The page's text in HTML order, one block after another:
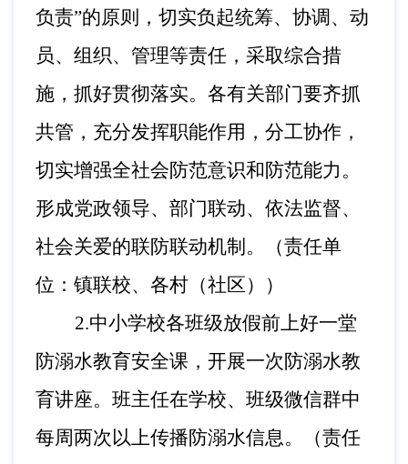
负责”的原则，切实负起统筹、协调、动
员、组织、管理等责任，采取综合措
施，抓好贯彻落实。各有关部门要齐抓
共管，充分发挥职能作用，分工协作，
切实增强全社会防范意识和防范能力。
形成党政领导、部门联动、依法监督、
社会关爱的联防联动机制。（责任单
位：镇联校、各村（社区））
2.中小学校各班级放假前上好一堂
防溺水教育安全课，开展一次防溺水教
育讲座。班主任在学校、班级微信群中
每周两次以上传播防溺水信息。（责任